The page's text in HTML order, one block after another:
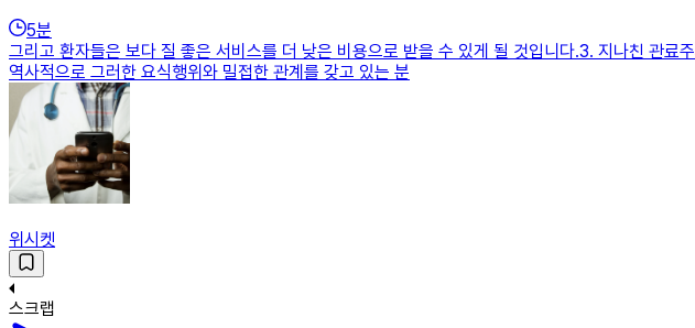
5분
그리고 환자들은 보다 질 좋은 서비스를 더 낮은 비용으로 받을 수 있게 될 것입니다.​​3. 지나친 관
역사적으로 그러한 요식행위와 밀접한 관계를 갖고 있는 분
위시켓
스크랩